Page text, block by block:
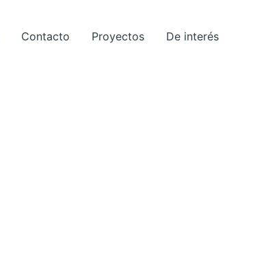
Contacto Proyectos De interés